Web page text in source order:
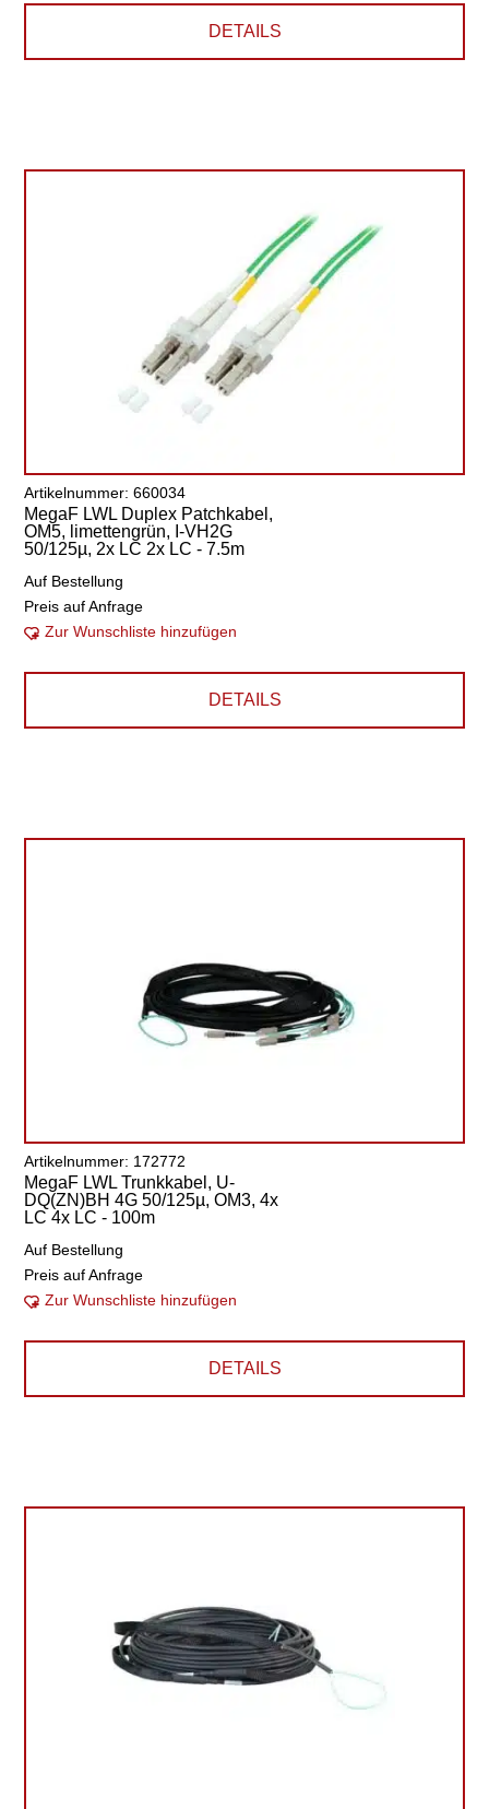
DETAILS
Artikelnummer: 660034
MegaF LWL Duplex Patchkabel,
OM5, limettengrün, I-VH2G
50/125µ, 2x LC 2x LC - 7.5m
Auf Bestellung
Preis auf Anfrage
Zur Wunschliste hinzufügen
DETAILS
Artikelnummer: 172772
MegaF LWL Trunkkabel, U-
DQ(ZN)BH 4G 50/125µ, OM3, 4x
LC 4x LC - 100m
Auf Bestellung
Preis auf Anfrage
Zur Wunschliste hinzufügen
DETAILS